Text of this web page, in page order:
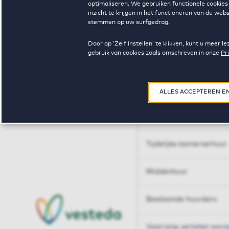
optimaliseren. We gebruiken functionele
inzicht te krijgen in het functioneren van de
stemmen op uw surfgedrag.
Door op ‘Zelf instellen’ te klikken, kunt u meer
gebruik van cookies zoals omschreven in onze
ALLES ACCEPTEREN
Huren op maat
Tijdelijke kamerverhuur
Middenhuur
Bestaande huurders
Voorrang verlaten